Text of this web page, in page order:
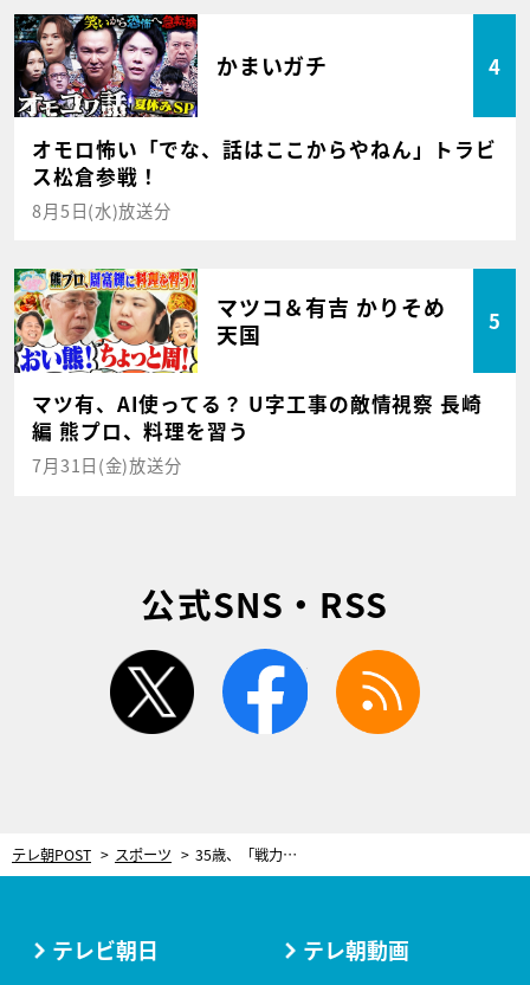
かまいガチ 4
オモロ怖い「でな、話はここからやねん」トラビ
ス松倉参戦！
8月5日(水)放送分
マツコ＆有吉 かりそめ
天国
5
マツ有、AI使ってる？ U字工事の敵情視察 長崎
編 熊プロ、料理を習う
7月31日(金)放送分
公式SNS・RSS
twitter facebook
テレ朝POST スポーツ 35歳、「戦力外通告」からの前例なき挑戦！元横浜DeNA主将、まさかのアメフト転身を追った
テレビ朝日 テレ朝動画